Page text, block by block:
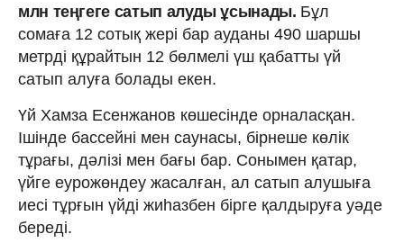
млн теңгеге сатып алуды ұсынады. Бұл
сомаға 12 сотық жері бар ауданы 490 шаршы
метрді құрайтын 12 бөлмелі үш қабатты үй
сатып алуға болады екен.
Үй Хамза Есенжанов көшесінде орналасқан.
Ішінде бассейні мен саунасы, бірнеше көлік
тұрағы, дәлізі мен бағы бар. Сонымен қатар,
үйге еурожөндеу жасалған, ал сатып алушыға
иесі тұрғын үйді жиһазбен бірге қалдыруға уәде
береді.